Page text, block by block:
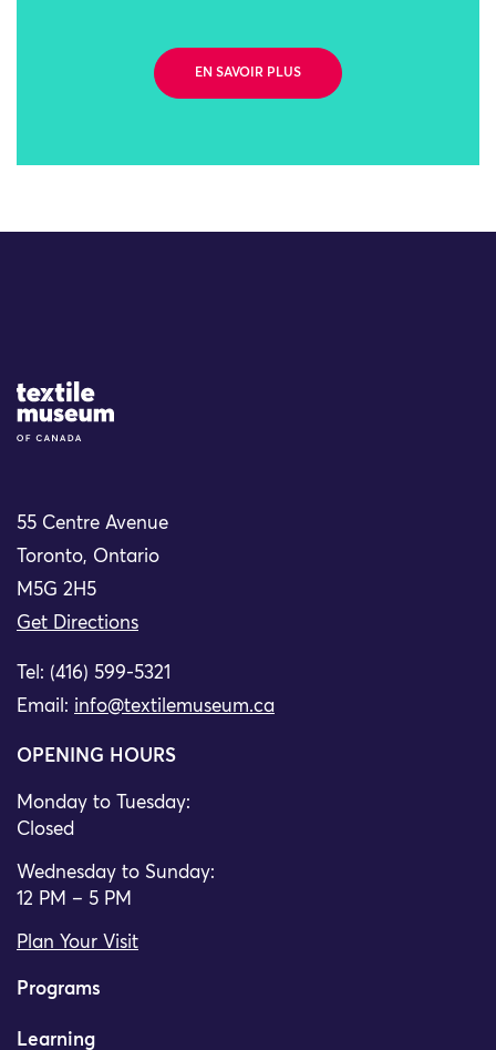
EN SAVOIR PLUS
Site Logo
55 Centre Avenue
Toronto, Ontario
M5G 2H5
Get Directions
Tel: (416) 599-5321
Email: info@textilemuseum.ca
OPENING HOURS
Monday to Tuesday:
Closed
Wednesday to Sunday:
12 PM – 5 PM
Plan Your Visit
Programs
Learning